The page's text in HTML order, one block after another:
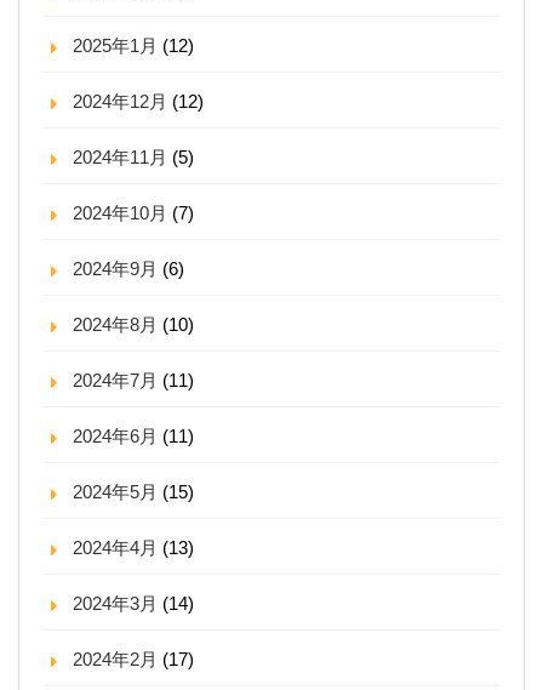
2025年1月 (12)
2024年12月 (12)
2024年11月 (5)
2024年10月 (7)
2024年9月 (6)
2024年8月 (10)
2024年7月 (11)
2024年6月 (11)
2024年5月 (15)
2024年4月 (13)
2024年3月 (14)
2024年2月 (17)